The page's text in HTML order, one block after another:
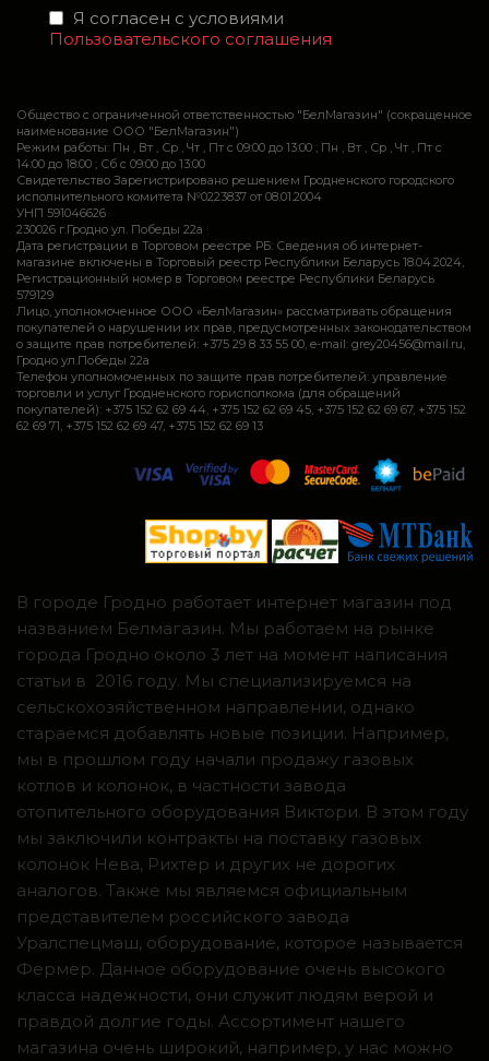
Я согласен с условиями
Пользовательского соглашения
Общество с ограниченной ответственностью "БелМагазин" (сокращенное
наименование ООО "БелМагазин")
Режим работы: Пн , Вт , Ср , Чт , Пт c 09:00 до 13:00 ; Пн , Вт , Ср , Чт , Пт c
14:00 до 18:00 ; Сб c 09:00 до 13:00
Свидетельство Зарегистрировано решением Гродненского городского
исполнительного комитета №0223837 от 08.01.2004
УНП 591046626
230026 г.Гродно ул. Победы 22а
Дата регистрации в Торговом реестре РБ: Сведения об интернет-
магазине включены в Торговый реестр Республики Беларусь 18.04.2024,
Регистрационный номер в Торговом реестре Республики Беларусь
579129
Лицо, уполномоченное ООО «БелМагазин» рассматривать обращения
покупателей о нарушении их прав, предусмотренных законодательством
о защите прав потребителей: +375 29 8 33 55 00, e-mail: grey20456@mail.ru,
Гродно ул.Победы 22а
Телефон уполномоченных по защите прав потребителей: управление
торговли и услуг Гродненского горисполкома (для обращений
покупателей): +375 152 62 69 44, +375 152 62 69 45, +375 152 62 69 67, +375 152
62 69 71, +375 152 62 69 47, +375 152 62 69 13
В городе Гродно работает интернет магазин под
названием Белмагазин. Мы работаем на рынке
города Гродно около 3 лет на момент написания
статьи в 2016 году. Мы специализируемся на
сельскохозяйственном направлении, однако
стараемся добавлять новые позиции. Например,
мы в прошлом году начали продажу газовых
котлов и колонок, в частности завода
отопительного оборудования Виктори. В этом году
мы заключили контракты на поставку газовых
колонок Нева, Рихтер и других не дорогих
аналогов. Также мы являемся официальным
представителем российского завода
Уралспецмаш, оборудование, которое называется
Фермер. Данное оборудование очень высокого
класса надежности, они служит людям верой и
правдой долгие годы. Ассортимент нашего
магазина очень широкий, например, у нас можно